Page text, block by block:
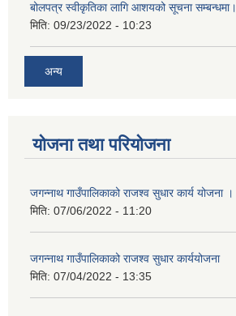
बोलपत्र स्वीकृतिका लागि आशयको सूचना सम्बन्धमा।
मिति: 09/23/2022 - 10:23
अन्य
योजना तथा परियोजना
जगन्नाथ गाउँपालिकाको राजश्व सुधार कार्य योजना ।
मिति: 07/06/2022 - 11:20
जगन्नाथ गाउँपालिकाको राजश्व सुधार कार्ययोजना
मिति: 07/04/2022 - 13:35